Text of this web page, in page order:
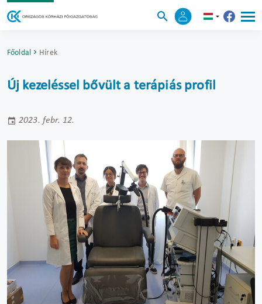
Főoldal Hírek
Új kezeléssel bővült a terápiás profil
2023. febr. 12.